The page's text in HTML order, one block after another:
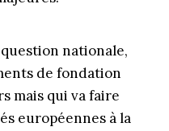
nationale,
de fondation
mais qui va faire
européennes à la